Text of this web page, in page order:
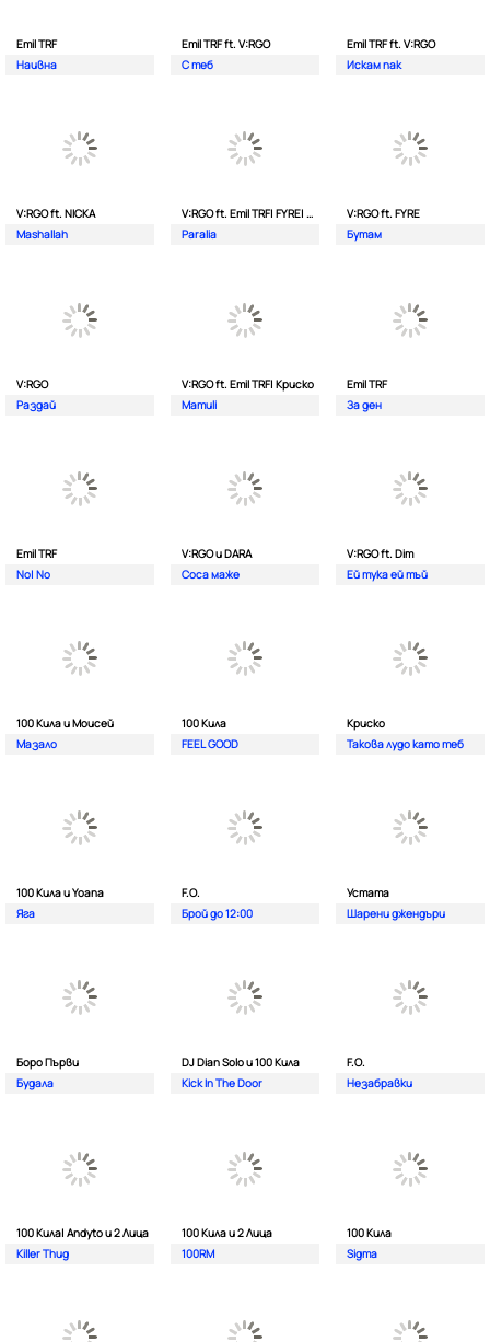
Emil TRF
Наивна
Emil TRF ft. V:RGO
С теб
Emil TRF ft. V:RGO
Искам пак
V:RGO ft. NICKA
Mashallah
V:RGO ft. Emil TRF| FYRE| 2Bona
Paralia
V:RGO ft. FYRE
Бутам
V:RGO
Раздай
V:RGO ft. Emil TRF| Криско
Mamuli
Emil TRF
За ден
Emil TRF
No| No
V:RGO и DARA
Соса маже
V:RGO ft. Dim
Ей тука ей тъй
100 Кила и Моисей
Мазало
100 Кила
FEEL GOOD
Криско
Такова лудо като теб
100 Кила и Yoana
Яга
F.O.
Брой до 12:00
Устата
Шарени джендъри
Боро Първи
Будала
DJ Dian Solo и 100 Кила
Kick In The Door
F.O.
Незабравки
100 Кила| Andyto и 2 Лица
Killer Thug
100 Кила и 2 Лица
100RM
100 Кила
Sigma